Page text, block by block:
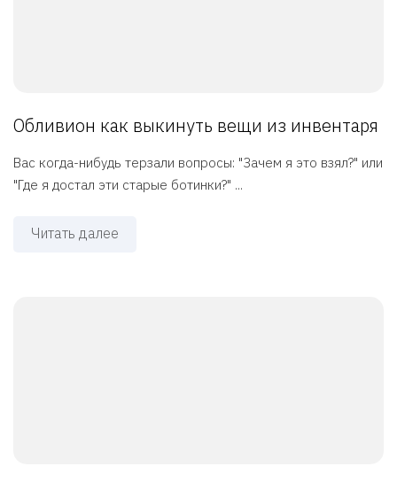
Обливион как выкинуть вещи из инвентаря
Вас когда-нибудь терзали вопросы: "Зачем я это взял?" или
"Где я достал эти старые ботинки?" ...
Читать далее